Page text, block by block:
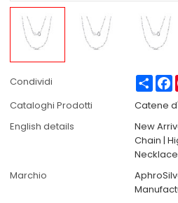
Condividi
Cataloghi Prodotti
Catene
English details
New
Chain |
Marchio